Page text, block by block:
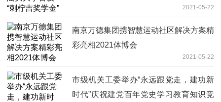
2021-05-22
南京万德集团携智慧运动社区解决方案精
彩亮相2021体博会
2021-05-22
市级机关工委举办“永远跟党走，建功新
时代”庆祝建党百年党史学习教育知识竞